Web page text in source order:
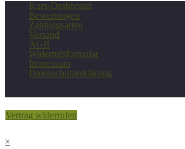
Kurs-Dashboard
Bewertungen
Zahlungsarten
Versand
AGB
Widerrufsformular
Impressum
Datenschutzerklärung
Vertrag widerrufen
×